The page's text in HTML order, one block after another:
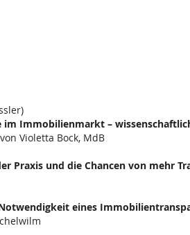
im Immobilienmarkt –
Violetta Bock, MdB
Praxis und die Chancen von mehr
eines